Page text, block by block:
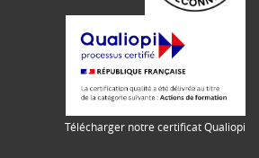
Télécharger notre certificat Qualiopi